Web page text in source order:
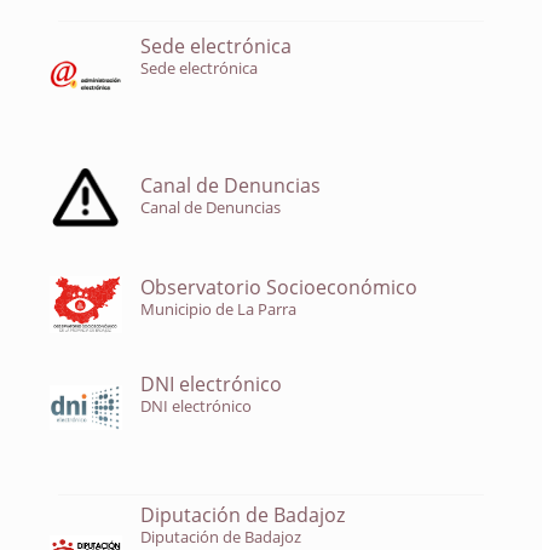
Sede electrónica
Sede electrónica
Canal de Denuncias
Canal de Denuncias
Observatorio Socioeconómico
Municipio de La Parra
DNI electrónico
DNI electrónico
Diputación de Badajoz
Diputación de Badajoz